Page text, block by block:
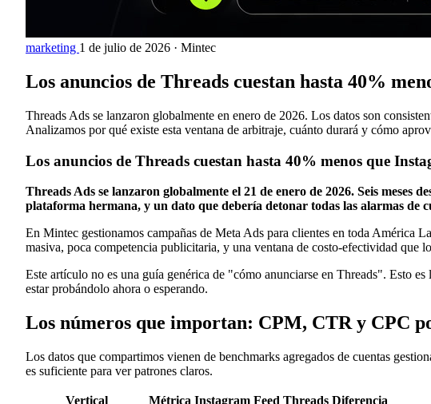
marketing 1 de julio de 2026 · Mintec
Los anuncios de Threads cuestan hasta 40%
Threads Ads se lanzaron globalmente en enero de 2026. Los datos son
Analizamos por qué existe esta ventana de arbitraje, cuánto durará y cómo
Los anuncios de Threads cuestan hasta 40% menos que
Threads Ads se lanzaron globalmente el 21 de enero de 2026. Seis
plataforma hermana, y un dato que debería detonar todas las alarmas
En Mintec gestionamos campañas de Meta Ads para clientes en toda América
masiva, poca competencia publicitaria, y una ventana de costo-efectividad que
Este artículo no es una guía genérica de "cómo anunciarse en Threads". Esto
estar probándolo ahora o esperando.
Los números que importan: CPM, CTR y CPC
Los datos que compartimos vienen de benchmarks agregados de cuentas
es suficiente para ver patrones claros.
Vertical Métrica Instagram Feed Threads Diferencia